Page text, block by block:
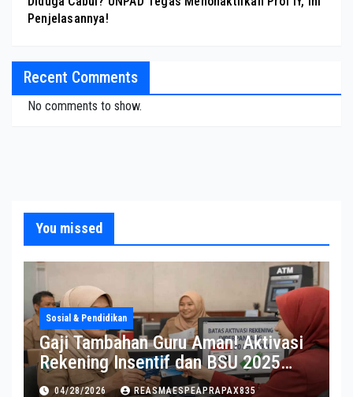
Penjelasannya!
Recent Comments
No comments to show.
You missed
Sosial & Pendidikan
Gaji Tambahan Guru Aman! Aktivasi
Rekening Insentif dan BSU 2025
Diperpanjang
04/28/2026 REASMAESPEAPRAPAX835